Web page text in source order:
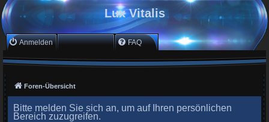
Lux Vitalis
Anmelden Registrieren FAQ
Foren-Übersicht
Bitte melden Sie sich an, um auf Ihren persönlichen
Bereich zuzugreifen.